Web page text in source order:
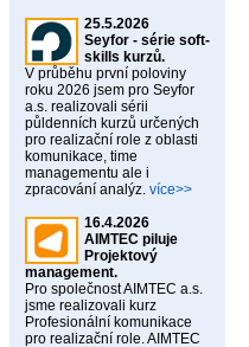
25.5.2026
Seyfor - série soft-
skills kurzů.
V průběhu první poloviny
roku 2026 jsem pro Seyfor
a.s. realizovali sérii
půldenních kurzů určených
pro realizační role z oblasti
komunikace, time
managementu ale i
zpracování analýz. více>>
16.4.2026
AIMTEC piluje
Projektový
management.
Pro společnost AIMTEC a.s.
jsme realizovali kurz
Profesionální komunikace
pro realizační role. AIMTEC